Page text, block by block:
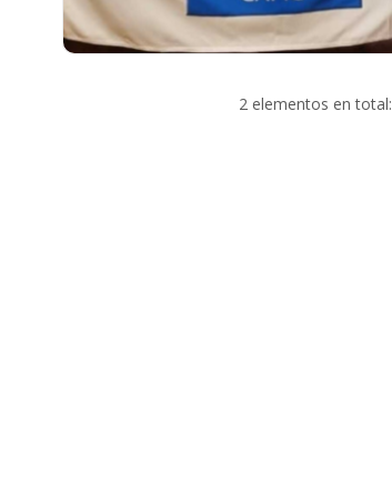
2 elementos en total: